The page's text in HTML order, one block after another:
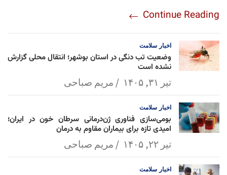
ok
Ap
p
Lin
k
l
Continue Reading
اخبار سلامت
وضعیت تب دنگی در استان بوشهر؛ انتقال محلی گزارش
نشده است
تیر ۳۱, ۱۴۰۵ مریم صباحی
اخبار سلامت
بومی‌سازی فناوری ژن‌درمانی سرطان خون در ایران؛
امیدی تازه برای بیماران مقاوم به درمان
تیر ۲۲, ۱۴۰۵ مریم صباحی
اخبار سلامت